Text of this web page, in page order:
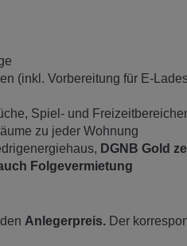
(inkl. Vorbereitung für E-
Spiel- und
zu jeder Wohnung
DGNB Gold
Folgevermietung
Anlegerpreis. Der